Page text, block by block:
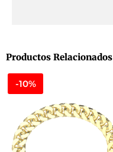
Productos Relacionados
-10%